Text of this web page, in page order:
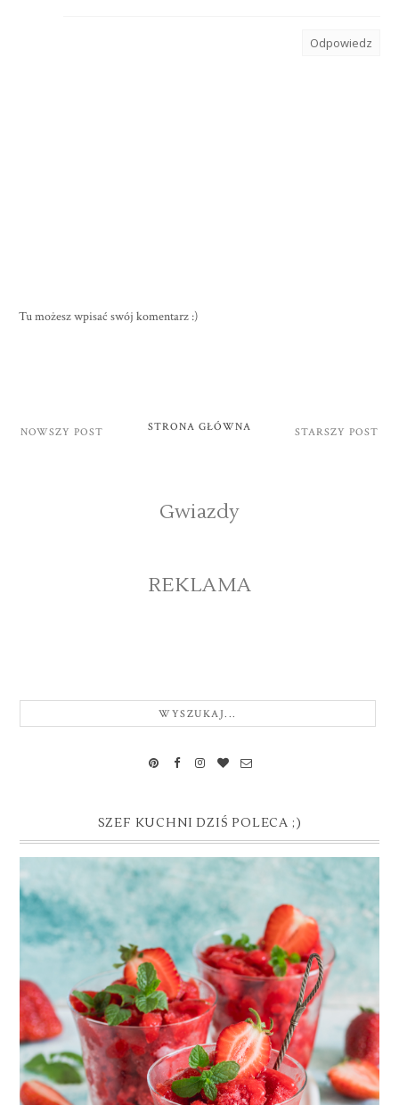
Odpowiedz
Tu możesz wpisać swój komentarz :)
NOWSZY POST STARSZY POST
STRONA GŁÓWNA
Gwiazdy
REKLAMA
SZEF KUCHNI DZIŚ POLECA ;)
GRANITA TRUSKAWKOWA